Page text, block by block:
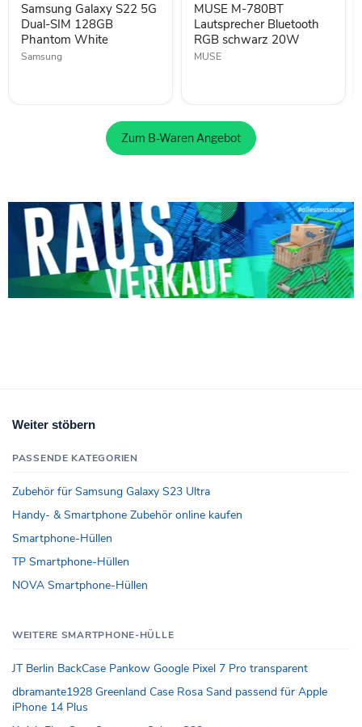
128GB
Phantom
White
Samsung Galaxy S22 5G
Dual-SIM 128GB
Phantom White
Samsung
schwarz
20W
MUSE M-780BT
Lautsprecher Bluetooth
RGB schwarz 20W
MUSE
Zum B-Waren Angebot
Weiter stöbern
PASSENDE KATEGORIEN
Zubehör für Samsung Galaxy S23 Ultra
Handy- & Smartphone Zubehör online kaufen
Smartphone-Hüllen
TP Smartphone-Hüllen
NOVA Smartphone-Hüllen
WEITERE SMARTPHONE-HÜLLE
JT Berlin BackCase Pankow Google Pixel 7 Pro transparent
dbramante1928 Greenland Case Rosa Sand passend für Apple
iPhone 14 Plus